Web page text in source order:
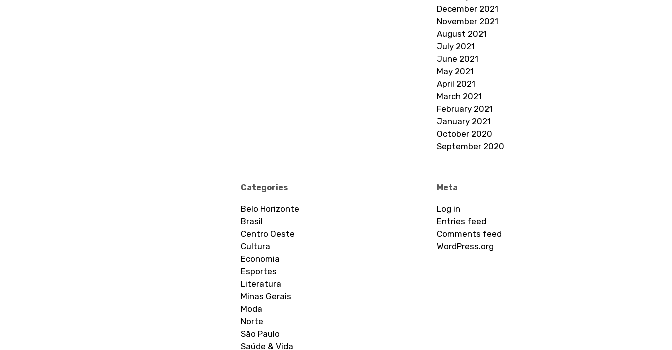
December 2021
November 2021
August 2021
July 2021
June 2021
May 2021
April 2021
March 2021
February 2021
January 2021
October 2020
September 2020
Categories
Belo Horizonte
Brasil
Centro Oeste
Cultura
Economia
Esportes
Literatura
Minas Gerais
Moda
Norte
São Paulo
Saúde & Vida
Meta
Log in
Entries feed
Comments feed
WordPress.org